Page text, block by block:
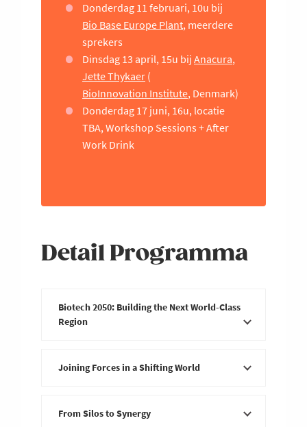
Donderdag 11 februari, 10u bij
Bio Base Europe Plant, meerdere
sprekers
Dinsdag 13 april, 15u bij Anacura,
Jette Thykaer (
BioInnovation Institute, Denmark)
Donderdag 17 juni, 16u, locatie
TBA, Workshop Sessions + After
Work Drink
Detail Programma
Biotech 2050: Building the Next World-Class
Region
Biotech
Life Sciences Community en zetten we
Joining Forces in a Shifting World
From Silos to Synergy